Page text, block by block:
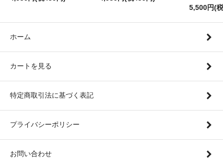
5,500円(
ホーム
カートを見る
特定商取引法に基づく表記
プライバシーポリシー
お問い合わせ